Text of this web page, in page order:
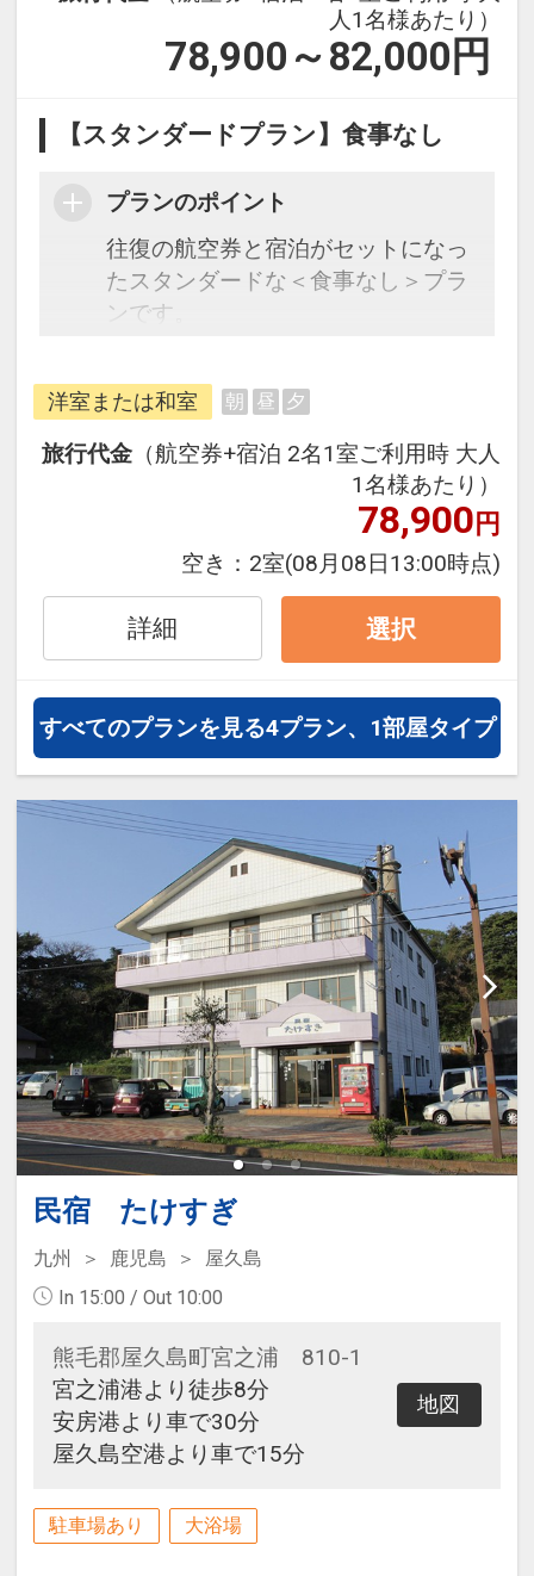
人1名様あたり）
78,900～82,000 円
【スタンダードプラン】食事なし
プランのポイント
往復の航空券と宿泊がセットになっ
たスタンダードな＜食事なし＞プラ
ンです。
フライトと宿泊を自由に組み合わせ
できるダイナミックパッケージだか
ら、一都市滞在はもちろん周遊旅行
にも最適！
旅行期間中の1泊だけの宿泊や延
泊・飛び泊なども自由自在です。
フライトは、安心のJAL（または
JALグループ）確約！フライトマイ
ル50%貯まります。
オプションでレンタカーや現地交
通・体験プランなどの追加（同時予
約）が可能なプランもございます。
1日登山の方は朝食・昼食の登山弁
当をチェックインの際にお申込み頂
けます。（要別途追加料金）
洋室または和室 朝 昼 夕
旅行代金 （航空券+宿泊 2名1室ご利用時 大人
1名様あたり）
78,900円
空き： 2室(08月08日13:00時点)
詳細 選択
すべてのプランを見る4プラン、1部屋タイプ
民宿 たけすぎ
九州 鹿児島
屋久島
In 15:00 / Out 10:00
熊毛郡屋久島町宮之浦 810-1
宮之浦港より徒歩8分
安房港より車で30分
屋久島空港より車で15分
地図
駐車場あり 大浴場